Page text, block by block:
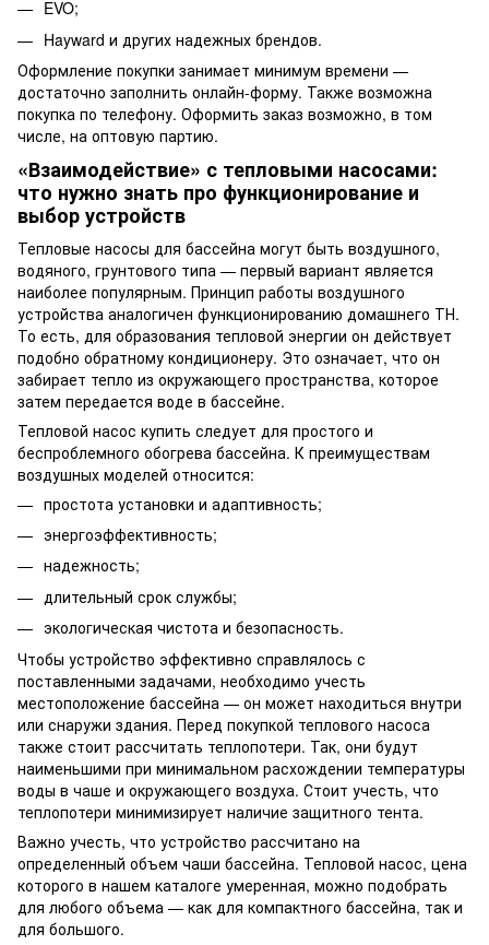
EVO;
Hayward и других надежных брендов.
Оформление покупки занимает минимум времени —
достаточно заполнить онлайн-форму. Также возможна
покупка по телефону. Оформить заказ возможно, в том
числе, на оптовую партию.
«Взаимодействие» с тепловыми насосами:
что нужно знать про функционирование и
выбор устройств
Тепловые насосы для бассейна могут быть воздушного,
водяного, грунтового типа — первый вариант является
наиболее популярным. Принцип работы воздушного
устройства аналогичен функционированию домашнего ТН.
То есть, для образования тепловой энергии он действует
подобно обратному кондиционеру. Это означает, что он
забирает тепло из окружающего пространства, которое
затем передается воде в бассейне.
Тепловой насос купить следует для простого и
беспроблемного обогрева бассейна. К преимуществам
воздушных моделей относится:
простота установки и адаптивность;
энергоэффективность;
надежность;
длительный срок службы;
экологическая чистота и безопасность.
Чтобы устройство эффективно справлялось с
поставленными задачами, необходимо учесть
местоположение бассейна — он может находиться внутри
или снаружи здания. Перед покупкой теплового насоса
также стоит рассчитать теплопотери. Так, они будут
наименьшими при минимальном расхождении температуры
воды в чаше и окружающего воздуха. Стоит учесть, что
теплопотери минимизирует наличие защитного тента.
Важно учесть, что устройство рассчитано на
определенный объем чаши бассейна. Тепловой насос, цена
которого в нашем каталоге умеренная, можно подобрать
для любого объема — как для компактного бассейна, так и
для большого.